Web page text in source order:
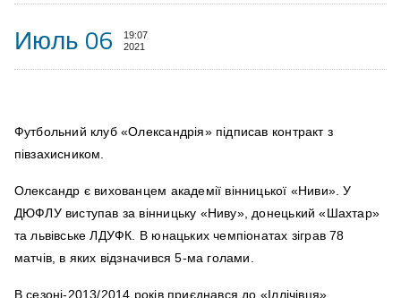
Июль 06
19:07
2021
Футбольний клуб «Олександрія» підписав контракт з
півзахисником.
Олександр є вихованцем академії вінницької «Ниви». У
ДЮФЛУ виступав за вінницьку «Ниву», донецький «Шахтар»
та львівське ЛДУФК. В юнацьких чемпіонатах зіграв 78
матчів, в яких відзначився 5-ма голами.
В сезоні-2013/2014 років приєднався до «Іллічівця».